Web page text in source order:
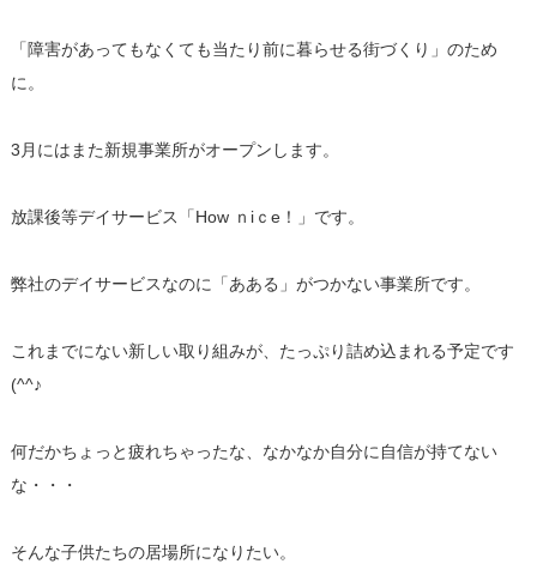
「障害があってもなくても当たり前に暮らせる街づくり」のため
に。
3月にはまた新規事業所がオープンします。
放課後等デイサービス「How ｎiｃe！」です。
弊社のデイサービスなのに「あある」がつかない事業所です。
これまでにない新しい取り組みが、たっぷり詰め込まれる予定です
(^^♪
何だかちょっと疲れちゃったな、なかなか自分に自信が持てない
な・・・
そんな子供たちの居場所になりたい。